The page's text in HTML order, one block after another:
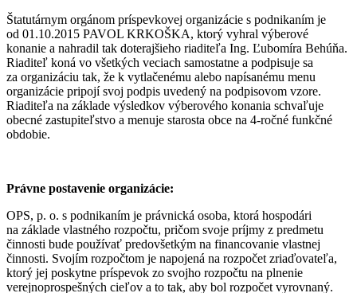
Štatutárnym orgánom príspevkovej organizácie s podnikaním je
od 01.10.2015 PAVOL KRKOŠKA, ktorý vyhral výberové
konanie a nahradil tak doterajšieho riaditeľa Ing. Ľubomíra Behúňa.
Riaditeľ koná vo všetkých veciach samostatne a podpisuje sa
za organizáciu tak, že k vytlačenému alebo napísanému menu
organizácie pripojí svoj podpis uvedený na podpisovom vzore.
Riaditeľa na základe výsledkov výberového konania schvaľuje
obecné zastupiteľstvo a menuje starosta obce na 4-ročné funkčné
obdobie.
Právne postavenie organizácie:
OPS, p. o. s podnikaním je právnická osoba, ktorá hospodári
na základe vlastného rozpočtu, pričom svoje príjmy z predmetu
činnosti bude používať predovšetkým na financovanie vlastnej
činnosti. Svojím rozpočtom je napojená na rozpočet zriaďovateľa,
ktorý jej poskytne príspevok zo svojho rozpočtu na plnenie
verejnoprospešných cieľov a to tak, aby bol rozpočet vyrovnaný.